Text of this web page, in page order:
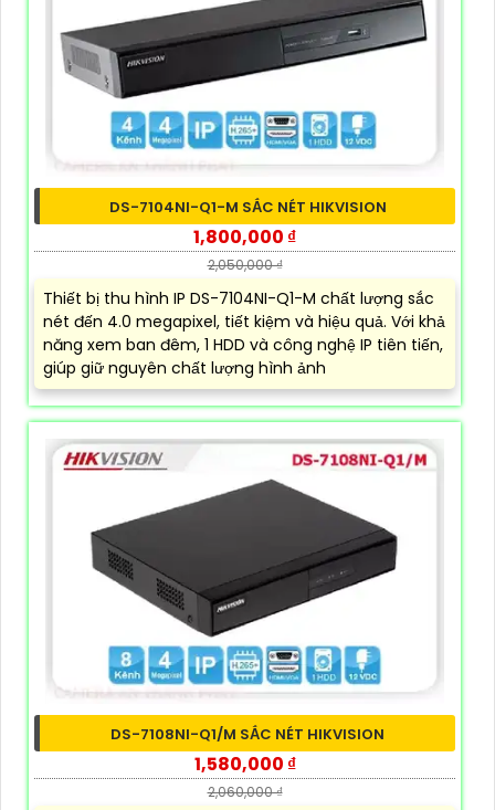
DS-7104NI-Q1-M SẮC NÉT HIKVISION
1,800,000 ₫
2,050,000 ₫
Thiết bị thu hình IP DS-7104NI-Q1-M chất lượng sắc
nét đến 4.0 megapixel, tiết kiệm và hiệu quả. Với khả
năng xem ban đêm, 1 HDD và công nghệ IP tiên tiến,
giúp giữ nguyên chất lượng hình ảnh
DS-7108NI-Q1/M SẮC NÉT HIKVISION
1,580,000 ₫
2,060,000 ₫